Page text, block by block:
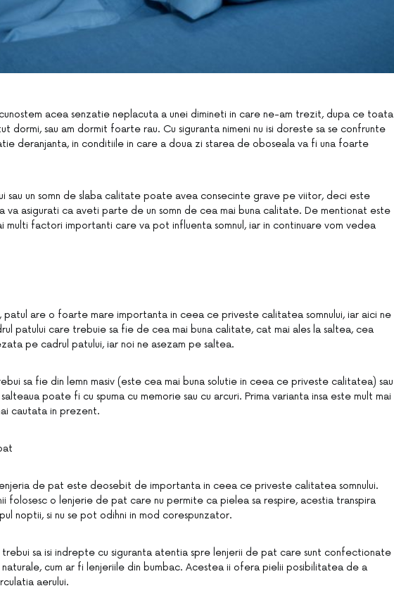
acea senzatie neplacuta a unei dimineti in care ne-am trezit, dupa ce toata
dormi, sau am dormit foarte rau. Cu siguranta nimeni nu isi doreste sa se confrunte
deranjanta, in conditiile in care a doua zi starea de oboseala va fi una foarte
sau un somn de slaba calitate poate avea consecinte grave pe viitor, deci este
va asigurati ca aveti parte de un somn de cea mai buna calitate. De mentionat este
multi factori importanti care va pot influenta somnul, iar in continuare vom vedea
patul are o foarte mare importanta in ceea ce priveste calitatea somnului, iar aici ne
patului care trebuie sa fie de cea mai buna calitate, cat mai ales la saltea, cea
pe cadrul patului, iar noi ne asezam pe saltea.
sa fie din lemn masiv (este cea mai buna solutie in ceea ce priveste calitatea) sau
poate fi cu spuma cu memorie sau cu arcuri. Prima varianta insa este mult mai
cautata in prezent.
de pat este deosebit de importanta in ceea ce priveste calitatea somnului.
folosesc o lenjerie de pat care nu permite ca pielea sa respire, acestia transpira
noptii, si nu se pot odihni in mod corespunzator.
trebui sa isi indrepte cu siguranta atentia spre lenjerii de pat care sunt confectionate
cum ar fi lenjeriile din bumbac. Acestea ii ofera pielii posibilitatea de a
aerului.